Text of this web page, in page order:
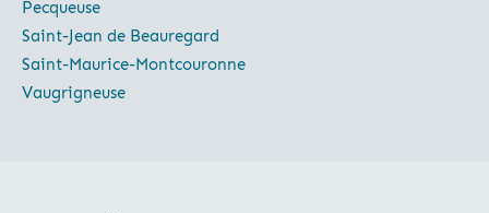
Pecqueuse
Saint-Jean de Beauregard
Saint-Maurice-Montcouronne
Vaugrigneuse